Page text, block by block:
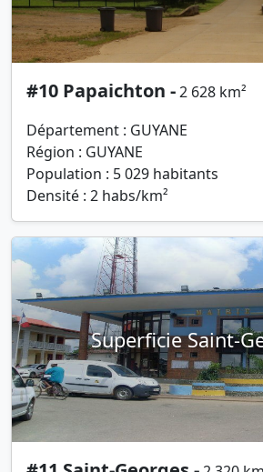
#10 Papaichton -2 628 km²
Département : GUYANE
Région : GUYANE
Population : 5 029 habitants
Densité : 2 habs/km²
Superficie Saint-